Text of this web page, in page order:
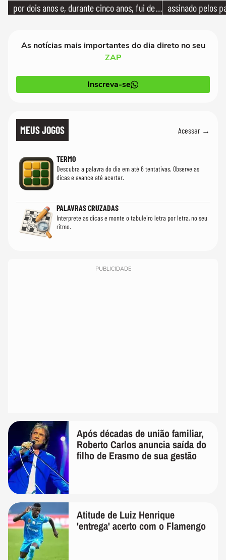
por dois anos e, durante cinco anos, fui de
assinado pelos
As notícias mais importantes do dia direto no seu
ZAP
Inscreva-se
MEUS JOGOS Acessar →
TERMO
Descubra a palavra do dia em até 6 tentativas. Observe as
dicas e avance até acertar.
PALAVRAS CRUZADAS
Interprete as dicas e monte o tabuleiro letra por letra, no seu
ritmo.
PUBLICIDADE
Após décadas de união familiar,
Roberto Carlos anuncia saída do
filho de Erasmo de sua gestão
Atitude de Luiz Henrique
'entrega' acerto com o Flamengo